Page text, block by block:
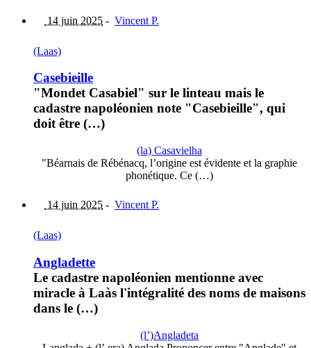
14 juin 2025 - Vincent P.
(Laas)
Casebieille
"Mondet Casabiel" sur le linteau mais le
cadastre napoléonien note "Casebieille", qui
doit être (…)
(la) Casavielha
"Béarnais de Rébénacq, l’origine est évidente et la graphie
phonétique. Ce (…)
14 juin 2025 - Vincent P.
(Laas)
Angladette
Le cadastre napoléonien mentionne avec
miracle à Laàs l'intégralité des noms de maisons
dans le (…)
(l’)Angladeta